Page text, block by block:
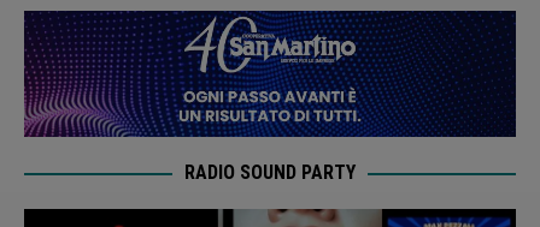
RADIO SOUND PARTY